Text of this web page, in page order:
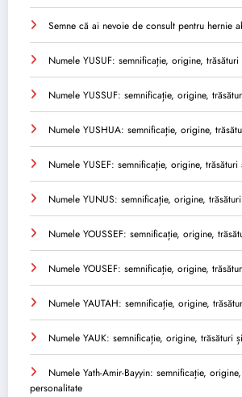
Semne că ai nevoie de consult pentru hernie
Numele YUSUF: semnificație, origine,
Numele YUSSUF: semnificație, origine,
Numele YUSHUA: semnificație, origine,
Numele YUSEF: semnificație, origine,
Numele YUNUS: semnificație, origine,
Numele YOUSSEF: semnificație, origine,
Numele YOUSEF: semnificație, origine,
Numele YAUTAH: semnificație, origine,
Numele YAUK: semnificație, origine, trăsături
Numele Yath-Amir-Bayyin: semnificație,
personalitate